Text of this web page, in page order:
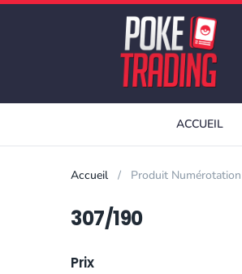
ACCUEIL
Accueil Produit Numérotation
307/190
Prix